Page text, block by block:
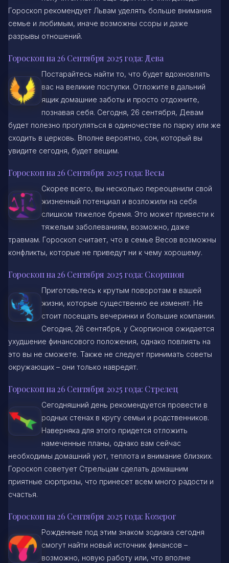
Гороскоп рекомендует Львам уделять больше внимания
семье и любимым, иначе возможны ссоры и даже
разрывы отношений.
Гороскоп на 26 Сентября 2025 года: Дева
Постарайтесь найти то, что будет вдохновлять
вас на великие поступки. Отложите в дальний
ящик домашние заботы и просто отдохните,
познавая себя. Сегодня, 26 сентября, Девам
будет полезно прогуляться в одиночестве по парку или же
сходить в церковь. Вполне вероятно, сон, который вы
увидите сегодня, будет вещим.
Гороскоп на 26 Сентября 2025 года: Весы
Скорее всего, вы несколько переоценили свой
жизненный потенциал и возложили на себя
слишком тяжелое бремя. Это может привести к
тяжелым заболеваниям, возможно, даже
травмам. Гороскоп считает, что в семье Весов возможны
конфликты, которые не приведут ни к чему хорошему.
Гороскоп на 26 Сентября 2025 года: Скорпион
Приготовьтесь к крутым поворотам в вашей
жизни, которые существенно ее изменят. Не
стоит посещать вечеринки и большие компании.
Сегодня, 26 сентября, у Скорпионов ожидается
ухудшение финансового положения, однако повлиять на
это вы не сможете. Также не следует принимать советы
окружающих – они только навредят.
Гороскоп на 26 Сентября 2025 года: Стрелец
Сегодняшний день рекомендуется провести в
родных стенах в кругу семьи и родственников.
Наверняка для этого придется отложить
намеченные планы, однако вам сейчас
необходимы домашний уют, теплота и внимание близких.
Гороскоп советует Стрельцам сделать домашним
приятные сюрпризы, что принесет всем много радости и
счастья.
Гороскоп на 26 Сентября 2025 года: Козерог
Рожденные под этим знаком зодиака сегодня
смогут найти новый источник финансов –
возможно, новую работу или, что вполне